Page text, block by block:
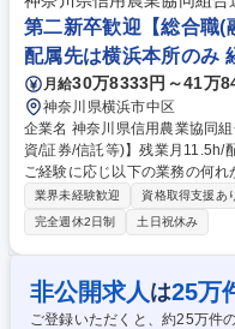
で、重要案件獲得の際に、弊社
ロージングを行う事もございます。 募集職種 【イベント関連業
採用】第二新卒歓迎/東京ミッド
第二新卒歓迎【総合職(
配属先は横浜本所のみ
月給30万8333円～41万
神奈川県横浜市中区
企業名 神奈川県信用農業協同組合連合会 求人名 第二新
資/証券/信託等)】残業月11.5h/配属先は横
ご経験に応じ以下の業務の何
務、企画推進・提案業務、指
務、総務・秘書業務、経営管理、リスク管理
チームプレーにより進める業
があります。 また、配属先は
方が可能です。 募集職種 第二新卒歓迎【総合職(融資/証券/信託等)】残業
月11.5h/配属先は横浜本所のみ
業界未経験歓迎 資格取得支援あ
完全週休2日制
土日祝休み
非公開求人 は25万
ご登録いただくと、約25万件